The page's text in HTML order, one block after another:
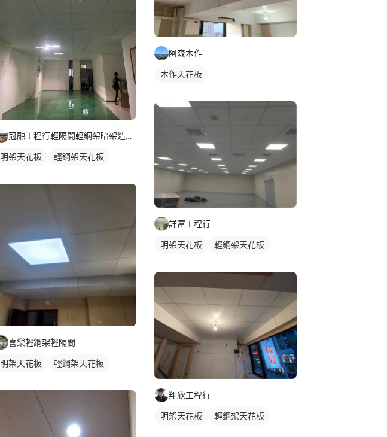
冠融工程行輕隔間輕鋼架暗架造型天花
明架天花板 輕鋼架天花板
喜樂輕鋼架輕隔間
明架天花板 輕鋼架天花板
阿森木作
木作天花板
詳富工程行
明架天花板 輕鋼架天花板
翔欣工程行
明架天花板 輕鋼架天花板